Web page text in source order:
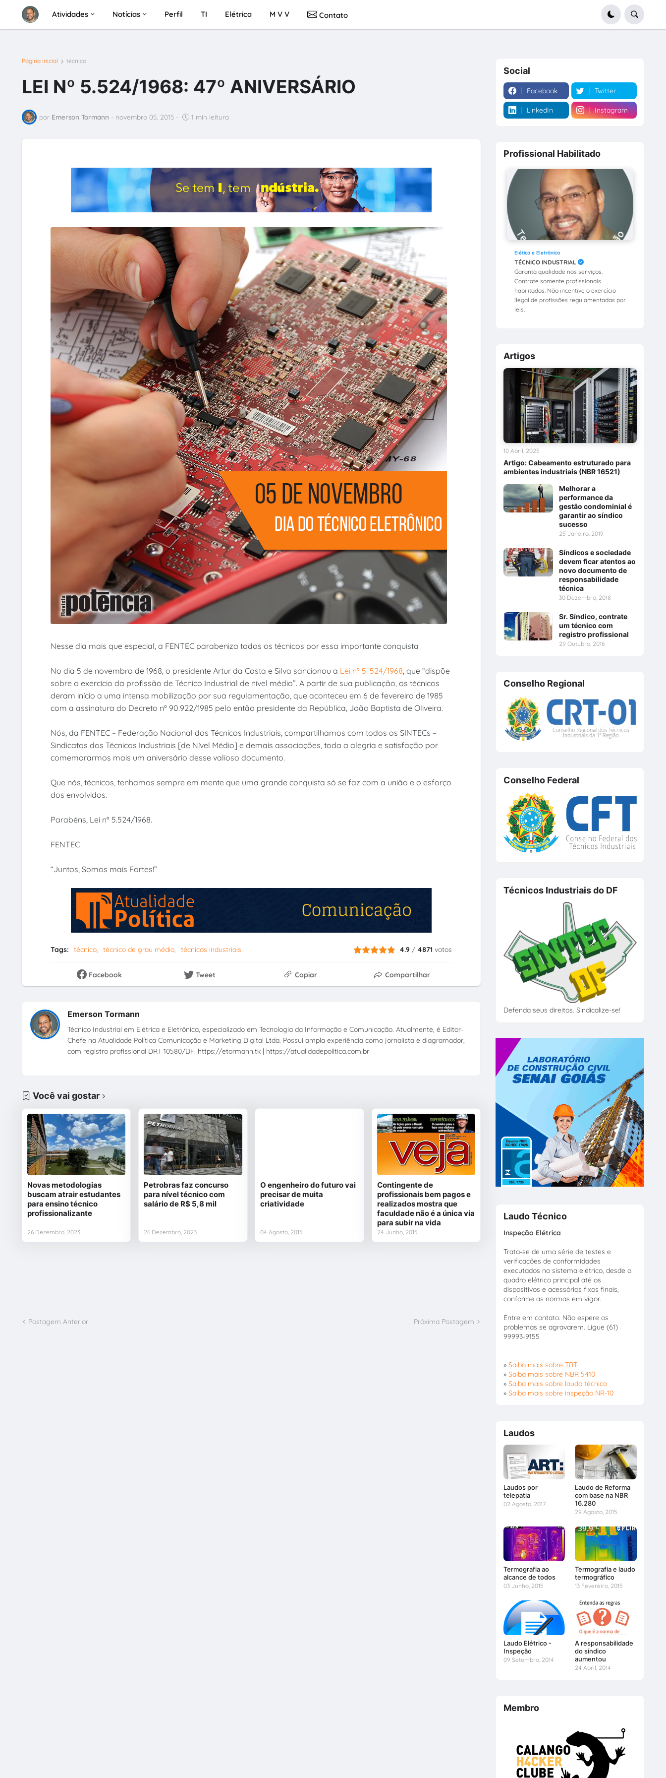
Atividades Notícias Perfil TI Elétrica M V V Contato
Página inicial técnico
LEI Nº 5.524/1968: 47º ANIVERSÁRIO
por Emerson Tormann - novembro 05, 2015 - 1 min leitura
Nesse dia mais que especial, a FENTEC parabeniza todos os técnicos por essa importante conquista
No dia 5 de novembro de 1968, o presidente Artur da Costa e Silva sancionou a Lei nº 5. 524/1968, que “dispõe
sobre o exercício da profissão de Técnico Industrial de nível médio”. A partir de sua publicação, os técnicos
deram início a uma intensa mobilização por sua regulamentação, que aconteceu em 6 de fevereiro de 1985
com a assinatura do Decreto nº 90.922/1985 pelo então presidente da República, João Baptista de Oliveira.
Nós, da FENTEC – Federação Nacional dos Técnicos Industriais, compartilhamos com todos os SINTECs –
Sindicatos dos Técnicos Industriais [de Nível Médio] e demais associações, toda a alegria e satisfação por
comemorarmos mais um aniversário desse valioso documento.
Que nós, técnicos, tenhamos sempre em mente que uma grande conquista só se faz com a união e o esforço
dos envolvidos.
Parabéns, Lei nº 5.524/1968.
FENTEC
“Juntos, Somos mais Fortes!”
Tags: técnico técnico de grau médio técnicos industriais 4.9 / 4871 votos
Facebook Tweet Copiar Compartilhar
Emerson Tormann
Técnico Industrial em Elétrica e Eletrônica, especializado em Tecnologia da Informação e Comunicação. Atualmente, é Editor-
Chefe na Atualidade Política Comunicação e Marketing Digital Ltda. Possui ampla experiência como jornalista e diagramador,
com registro profissional DRT 10580/DF. https://etormann.tk | https://atualidadepolitica.com.br
Você vai gostar
Novas metodologias
buscam atrair estudantes
para ensino técnico
profissionalizante
26 Dezembro, 2023
Petrobras faz concurso
para nível técnico com
salário de R$ 5,8 mil
26 Dezembro, 2023
O engenheiro do futuro vai
precisar de muita
criatividade
04 Agosto, 2015
Contingente de
profissionais bem pagos e
realizados mostra que
faculdade não é a única via
para subir na vida
24 Junho, 2015
Postagem Anterior Próxima Postagem
Social
Facebook Twitter
LinkedIn Instagram
Profissional Habilitado
Elética e Eletrônica
TÉCNICO INDUSTRIAL
Garanta qualidade nos serviços.
Contrate somente profissionais
habilitados. Não incentive o exercício
ilegal de profissões regulamentadas por
leis.
Artigos
Artigo: Cabeamento estruturado para
ambientes industriais (NBR 16521)
10 Abril, 2025
Melhorar a
performance da
gestão condominial é
garantir ao síndico
sucesso
25 Janeiro, 2019
Síndicos e sociedade
devem ficar atentos ao
novo documento de
responsabilidade
técnica
30 Dezembro, 2018
Sr. Síndico, contrate
um técnico com
registro profissional
29 Outubro, 2016
Conselho Regional
Conselho Federal
Técnicos Industriais do DF
Defenda seus direitos. Sindicalize-se!
Laudo Técnico
Inspeção Elétrica
Trata-se de uma série de testes e
verificações de conformidades
executados no sistema elétrico, desde o
quadro elétrico principal até os
dispositivos e acessórios fixos finais,
conforme as normas em vigor.
Entre em contato. Não espere os
problemas se agravarem. Ligue (61)
99993-9155
» Saiba mais sobre TRT
» Saiba mais sobre NBR 5410
» Saiba mais sobre laudo técnico
» Saiba mais sobre inspeção NR-10
Laudos
Laudos por
telepatia
02 Agosto, 2017
Laudo de Reforma
com base na NBR
16.280
29 Agosto, 2015
Termografia ao
alcance de todos
03 Junho, 2015
Termografia e laudo
termográfico
13 Fevereiro, 2015
Laudo Elétrico -
Inspeção
09 Setembro, 2014
A responsabilidade
do síndico
aumentou
24 Abril, 2014
Membro